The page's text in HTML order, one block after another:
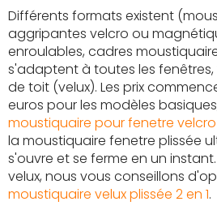
Différents formats existent
aggripantes velcro ou
enroulables, cadres
s'adaptent à toutes les
de toit (velux). Les prix
euros pour les modèles
moustiquaire pour fenetre
la moustiquaire fenetre plissée
s'ouvre et se ferme en un
velux, nous vous conseillons
moustiquaire velux plissée 2 en 1.